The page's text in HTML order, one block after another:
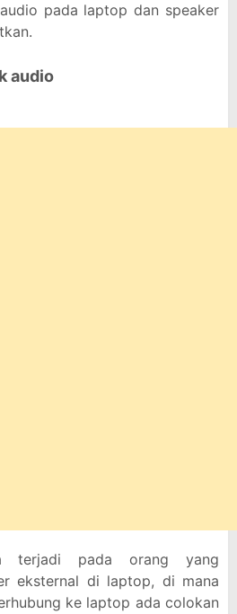
pada laptop dan speaker
audio
terjadi pada orang yang
eksternal di laptop, di mana
ke laptop ada colokan